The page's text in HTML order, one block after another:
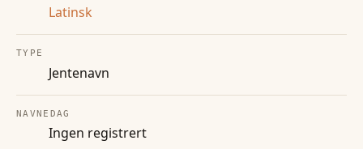
Latinsk
TYPE
Jentenavn
NAVNEDAG
Ingen registrert